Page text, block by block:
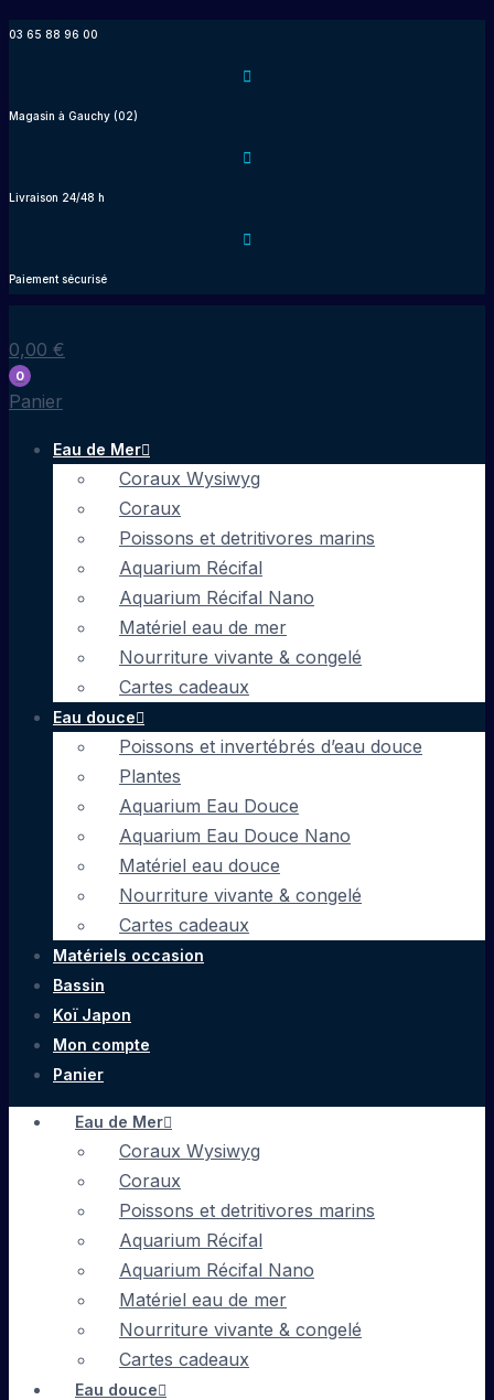
03 65 88 96 00
Magasin à Gauchy (02)
Livraison 24/48 h
Paiement sécurisé
0,00 €
0
Panier
Eau de Mer
Coraux Wysiwyg
Coraux
Poissons et detritivores marins
Aquarium Récifal
Aquarium Récifal Nano
Matériel eau de mer
Nourriture vivante & congelé
Cartes cadeaux
Eau douce
Poissons et invertébrés d’eau douce
Plantes
Aquarium Eau Douce
Aquarium Eau Douce Nano
Matériel eau douce
Nourriture vivante & congelé
Cartes cadeaux
Matériels occasion
Bassin
Koï Japon
Mon compte
Panier
Eau de Mer
Coraux Wysiwyg
Coraux
Poissons et detritivores marins
Aquarium Récifal
Aquarium Récifal Nano
Matériel eau de mer
Nourriture vivante & congelé
Cartes cadeaux
Eau douce